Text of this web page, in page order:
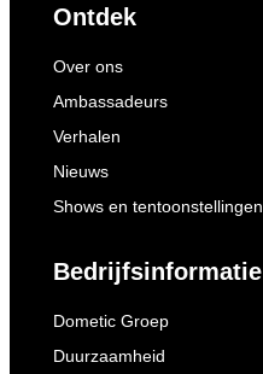
Ontdek
Over ons
Ambassadeurs
Verhalen
Nieuws
Shows en tentoonstellingen
Bedrijfsinformatie
Dometic Groep
Duurzaamheid